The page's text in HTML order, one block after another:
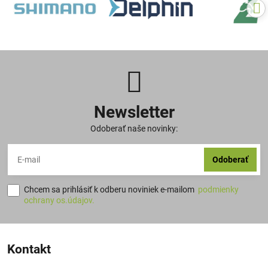
Newsletter
Odoberať naše novinky:
Odoberať
Chcem sa prihlásiť k odberu noviniek e-mailom podmienky
ochrany os.údajov.
Kontakt